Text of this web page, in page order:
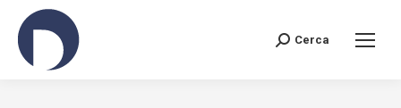
Search:
Cerca